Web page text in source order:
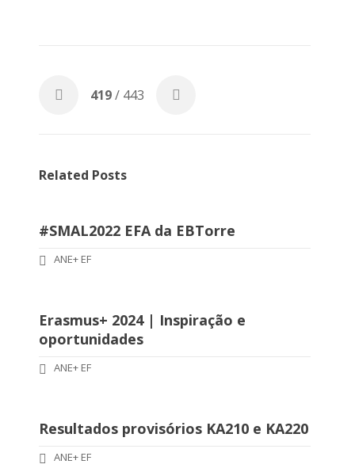
419/ 443
Related Posts
#SMAL2022 EFA da EBTorre
ANE+ EF
Erasmus+ 2024 | Inspiração e
oportunidades
ANE+ EF
Resultados provisórios KA210 e KA220
ANE+ EF